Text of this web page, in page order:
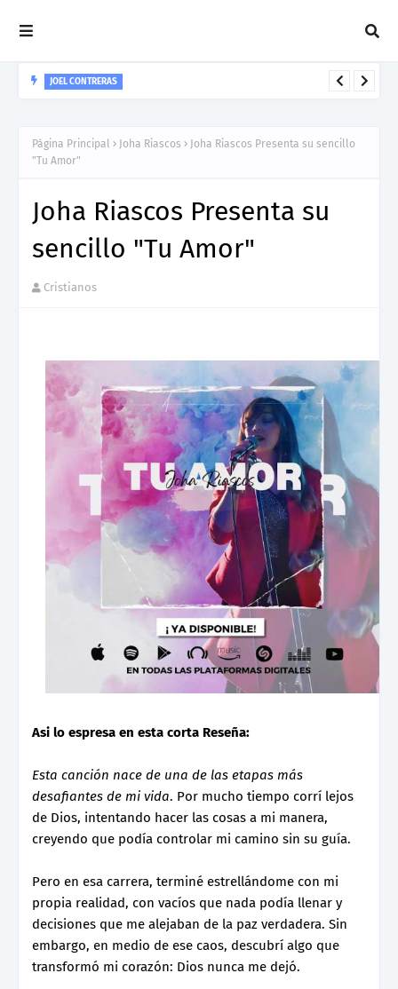
JOEL CONTRERAS
Página Principal Joha Riascos
Joha Riascos Presenta su sencillo
"Tu Amor"
Joha Riascos Presenta su
sencillo "Tu Amor"
Cristianos
Asi lo espresa en esta corta Reseña:
Esta canción nace de una de las etapas más
desafiantes de mi vida. Por mucho tiempo corrí lejos
de Dios, intentando hacer las cosas a mi manera,
creyendo que podía controlar mi camino sin su guía.
Pero en esa carrera, terminé estrellándome con mi
propia realidad, con vacíos que nada podía llenar y
decisiones que me alejaban de la paz verdadera. Sin
embargo, en medio de ese caos, descubrí algo que
transformó mi corazón: Dios nunca me dejó.